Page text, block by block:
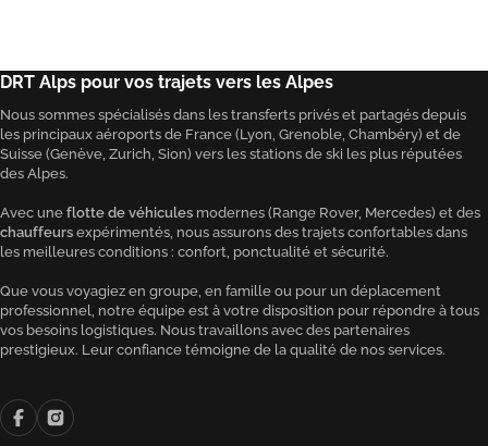
DRT Alps pour vos trajets vers les Alpes
Nous sommes spécialisés dans les transferts privés et partagés depuis
les principaux aéroports de France (Lyon, Grenoble, Chambéry) et de
Suisse (Genève, Zurich, Sion) vers les stations de ski les plus réputées
des Alpes.
Avec uneflotte de véhicules modernes (Range Rover, Mercedes) et des
chauffeursexpérimentés, nous assurons des trajets confortables dans
les meilleures conditions : confort, ponctualité et sécurité.
Que vous voyagiez en groupe, en famille ou pour un déplacement
professionnel, notre équipe est à votre disposition pour répondre à tous
vos besoins logistiques. Nous travaillons avec des partenaires
prestigieux. Leur confiance témoigne de la qualité de nos services.